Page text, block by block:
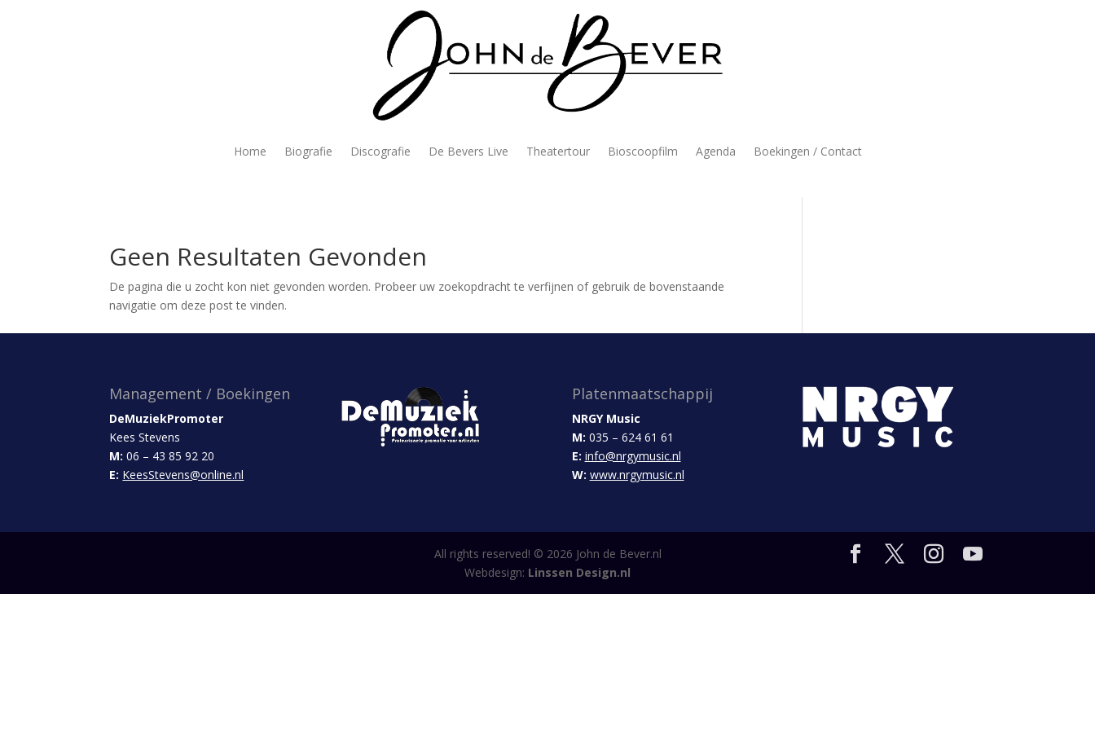
Home Biografie Discografie De Bevers Live Theatertour Bioscoopfilm Agenda Boekingen / Contact
Geen Resultaten Gevonden
De pagina die u zocht kon niet gevonden worden. Probeer uw zoekopdracht te verfijnen of gebruik de bovenstaande
navigatie om deze post te vinden.
Management / Boekingen
DeMuziekPromoter
Kees Stevens
M: 06 – 43 85 92 20
E: KeesStevens@online.nl
Platenmaatschappij
NRGY Music
M: 035 – 624 61 61
E: info@nrgymusic.nl
W: www.nrgymusic.nl
All rights reserved! © 2026 John de Bever.nl
Webdesign: Linssen Design.nl